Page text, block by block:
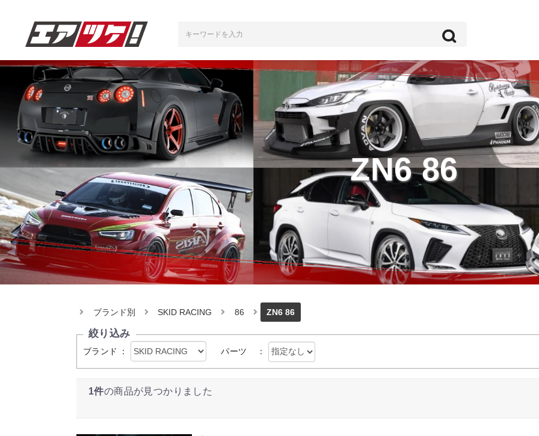
ZN6 86
ブランド別 SKID RACING 86 ZN6 86
絞り込み
ブランド ： パーツ ：
1件の商品が見つかりました